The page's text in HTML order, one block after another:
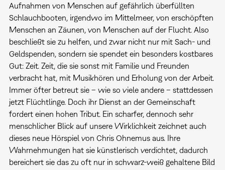
Aufnahmen von Menschen auf gefährlich überfüllten
Schlauchbooten, irgendwo im Mittelmeer, von erschöpften
Menschen an Zäunen, von Menschen auf der Flucht. Also
beschließt sie zu helfen, und zwar nicht nur mit Sach- und
Geldspenden, sondern sie spendet ein besonders kostbares
Gut: Zeit. Zeit, die sie sonst mit Familie und Freunden
verbracht hat, mit Musikhören und Erholung von der Arbeit.
Immer öfter betreut sie – wie so viele andere – stattdessen
jetzt Flüchtlinge. Doch ihr Dienst an der Gemeinschaft
fordert einen hohen Tribut. Ein scharfer, dennoch sehr
menschlicher Blick auf unsere Wirklichkeit zeichnet auch
dieses neue Hörspiel von Chris Ohnemus aus. Ihre
Wahrnehmungen hat sie künstlerisch verdichtet, dadurch
bereichert sie das zu oft nur in schwarz-weiß gehaltene Bild